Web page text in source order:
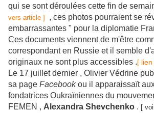
qui se sont déroulées cette fin de
vers article ]
, ces photos pourraient se
embarrassantes " pour la diplomatie
Ces documents viennent de m'être
correspondant en Russie et il semble
originaux ne sont plus accessibles .[ lien
Le 17 juillet dernier , Olivier Védrine
sa page Facebookou il apparaissaït
fondatrices Oukraïniennes du
FEMEN , Alexandra Shevchenko . [